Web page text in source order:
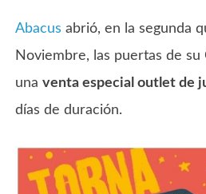
Abacus abrió, en la segunda
Noviembre, las puertas de su
unaventa especial outlet de
días de duración.